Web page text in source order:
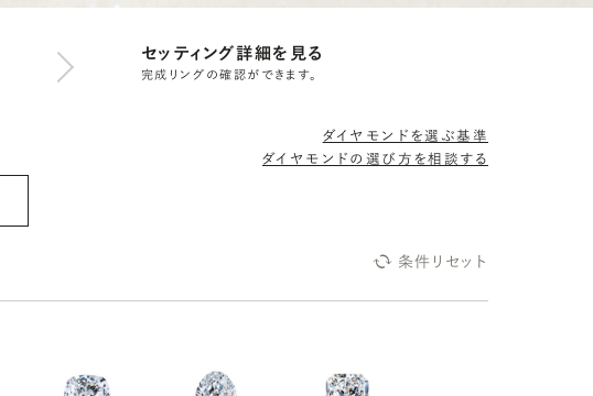
セッティング詳細を見る
完成リングの確認ができます。
ダイヤモンドを選ぶ基準
ダイヤモンドの選び方を相談する
条件リセット